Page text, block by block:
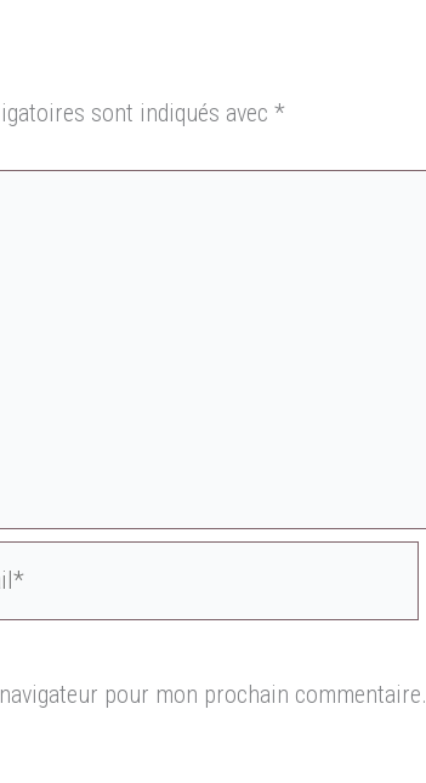
sont indiqués avec *
pour mon prochain commentaire.